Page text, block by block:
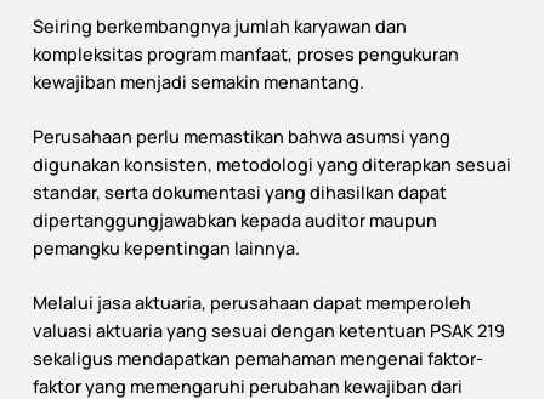
Seiring berkembangnya jumlah karyawan dan
kompleksitas program manfaat, proses pengukuran
kewajiban menjadi semakin menantang.
Perusahaan perlu memastikan bahwa asumsi yang
digunakan konsisten, metodologi yang diterapkan sesuai
standar, serta dokumentasi yang dihasilkan dapat
dipertanggungjawabkan kepada auditor maupun
pemangku kepentingan lainnya.
Melalui jasa aktuaria, perusahaan dapat memperoleh
valuasi aktuaria yang sesuai dengan ketentuan PSAK 219
sekaligus mendapatkan pemahaman mengenai faktor-
faktor yang memengaruhi perubahan kewajiban dari